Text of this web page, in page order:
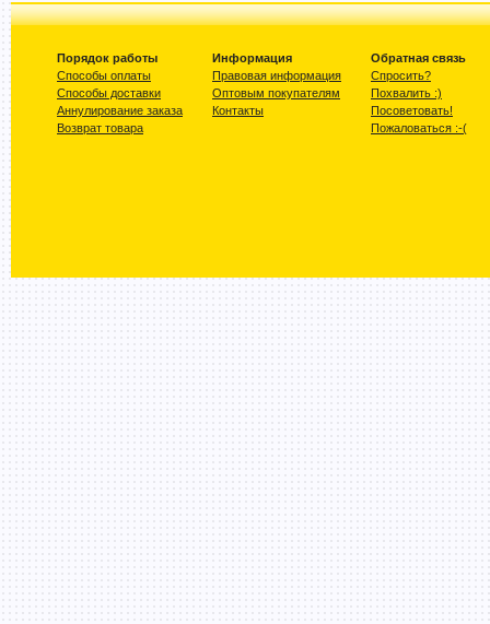
Порядок работы
Способы оплаты
Способы доставки
Аннулирование заказа
Возврат товара
Информация
Правовая информация
Оптовым покупателям
Контакты
Обратная связь
Спросить?
Похвалить :)
Посоветовать!
Пожаловаться :-(